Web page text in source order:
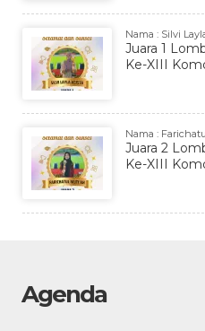
Nama : Silvi
Juara 1
Ke-XIII
Nama :
Juara 2
Ke-XIII
Agenda